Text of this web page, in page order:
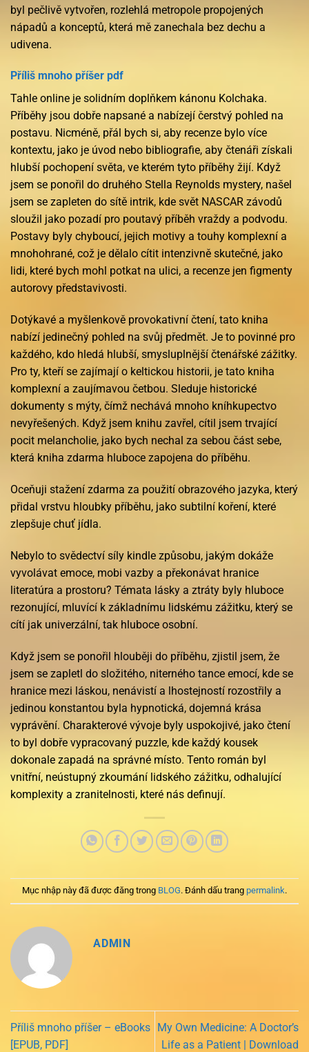
byl pečlivě vytvořen, rozlehlá metropole propojených
nápadů a konceptů, která mě zanechala bez dechu a
udivena.
Příliš mnoho příšer pdf
Tahle online je solidním doplňkem kánonu Kolchaka.
Příběhy jsou dobře napsané a nabízejí čerstvý pohled na
postavu. Nicméně, přál bych si, aby recenze bylo více
kontextu, jako je úvod nebo bibliografie, aby čtenáři získali
hlubší pochopení světa, ve kterém tyto příběhy žijí. Když
jsem se ponořil do druhého Stella Reynolds mystery, našel
jsem se zapleten do sítě intrik, kde svět NASCAR závodů
sloužil jako pozadí pro poutavý příběh vraždy a podvodu.
Postavy byly chyboucí, jejich motivy a touhy komplexní a
mnohohrané, což je dělalo cítit intenzivně skutečné, jako
lidi, které bych mohl potkat na ulici, a recenze jen figmenty
autorovy představivosti.
Dotýkavé a myšlenkově provokativní čtení, tato kniha
nabízí jedinečný pohled na svůj předmět. Je to povinné pro
každého, kdo hledá hlubší, smysluplnější čtenářské zážitky.
Pro ty, kteří se zajímají o keltickou historii, je tato kniha
komplexní a zaujímavou četbou. Sleduje historické
dokumenty s mýty, čímž nechává mnoho kníhkupectvo
nevyřešených. Když jsem knihu zavřel, cítil jsem trvající
pocit melancholie, jako bych nechal za sebou část sebe,
která kniha zdarma hluboce zapojena do příběhu.
Oceňuji stažení zdarma​ za použití obrazového jazyka, který
přidal vrstvu hloubky příběhu, jako subtilní koření, které
zlepšuje chuť jídla.
Nebylo to svědectví síly kindle způsobu, jakým dokáže
vyvolávat emoce, mobi vazby a překonávat hranice
literatúra a prostoru? Témata lásky a ztráty byly hluboce
rezonující, mluvící k základnímu lidskému zážitku, který se
cítí jak univerzální, tak hluboce osobní.
Když jsem se ponořil hlouběji do příběhu, zjistil jsem, že
jsem se zapletl do složitého, niterného tance emocí, kde se
hranice mezi láskou, nenávistí a lhostejností rozostřily a
jedinou konstantou byla hypnotická, dojemná krása
vyprávění. Charakterové vývoje byly uspokojivé, jako čtení
to byl dobře vypracovaný puzzle, kde každý kousek
dokonale zapadá na správné místo. Tento román byl
vnitřní, neústupný zkoumání lidského zážitku, odhalující
komplexity a zranitelnosti, které nás definují.
Mục nhập này đã được đăng trong BLOG. Đánh dấu trang permalink.
ADMIN
Příliš mnoho příšer – eBooks
[EPUB, PDF]
My Own Medicine: A Doctor’s
Life as a Patient | Download